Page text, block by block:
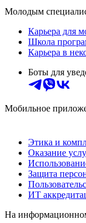
Молодым
Карьера для
Школа
Карьера в
Боты для
Мобильное
Этика и
Оказание
Защита
ИТ
На